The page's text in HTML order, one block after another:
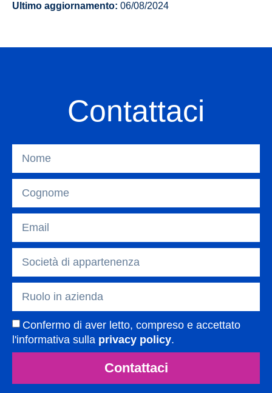
Ultimo aggiornamento: 06/08/2024
Contattaci
Confermo di aver letto, compreso e accettato
l'informativa sulla privacy policy.
Contattaci